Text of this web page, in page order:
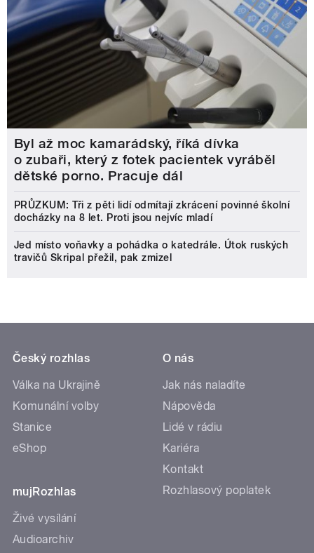
Byl až moc kamarádský, říká dívka
o zubaři, který z fotek pacientek vyráběl
dětské porno. Pracuje dál
PRŮZKUM: Tři z pěti lidí odmítají zkrácení povinné školní
docházky na 8 let. Proti jsou nejvíc mladí
Jed místo voňavky a pohádka o katedrále. Útok ruských
travičů Skripal přežil, pak zmizel
Český rozhlas
Válka na Ukrajině
Komunální volby
Stanice
eShop
mujRozhlas
Živé vysílání
Audioarchiv
O nás
Jak nás naladíte
Nápověda
Lidé v rádiu
Kariéra
Kontakt
Rozhlasový poplatek